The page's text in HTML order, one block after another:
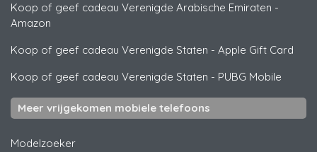
Koop of geef cadeau Verenigde Arabische Emiraten -
Amazon
Koop of geef cadeau Verenigde Staten - Apple Gift Card
Koop of geef cadeau Verenigde Staten - PUBG Mobile
Meer vrijgekomen mobiele telefoons
Modelzoeker